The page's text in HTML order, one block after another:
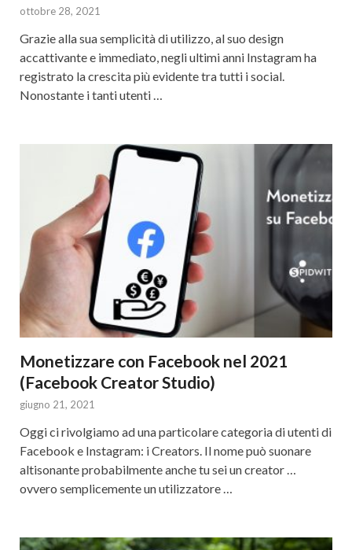
ottobre 28, 2021
Grazie alla sua semplicità di utilizzo, al suo design
accattivante e immediato, negli ultimi anni Instagram ha
registrato la crescita più evidente tra tutti i social.
Nonostante i tanti utenti …
Monetizzare con Facebook nel 2021
(Facebook Creator Studio)
giugno 21, 2021
Oggi ci rivolgiamo ad una particolare categoria di utenti di
Facebook e Instagram: i Creators. Il nome può suonare
altisonante probabilmente anche tu sei un creator …
ovvero semplicemente un utilizzatore …